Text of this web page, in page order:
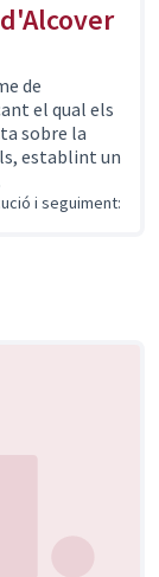
de
el qual els
sobre la
establint un
i seguiment: